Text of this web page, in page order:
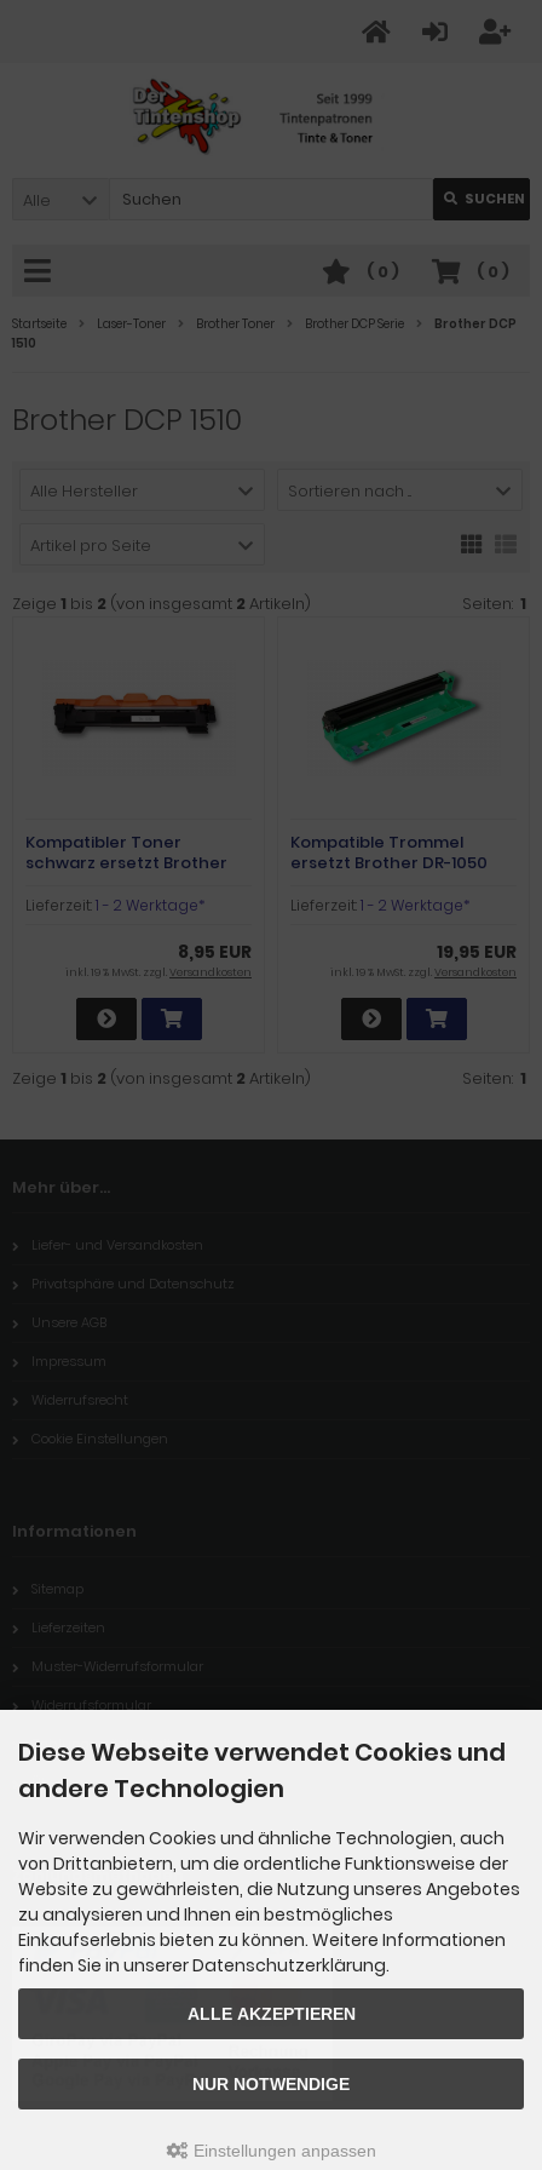
Alle SUCHEN
( 0 )
( 0 )
Startseite Laser-Toner Brother Toner Brother DCP Serie
Brother DCP
1510
Brother DCP 1510
Alle Hersteller Sortieren nach ...
Artikel pro Seite
Zeige 1 bis 2 (von insgesamt 2 Artikeln) Seiten: 1
Kompatibler Toner
schwarz ersetzt Brother
Lieferzeit:1 - 2 Werktage*
8,95 EUR
inkl. 19 % MwSt. zzgl.Versandkosten
Kompatible Trommel
ersetzt Brother DR-1050
Lieferzeit:1 - 2 Werktage*
19,95 EUR
inkl. 19 % MwSt. zzgl.Versandkosten
Zeige 1 bis 2 (von insgesamt 2 Artikeln) Seiten: 1
Mehr über...
Liefer- und Versandkosten
Privatsphäre und Datenschutz
Unsere AGB
Impressum
Widerrufsrecht
Cookie Einstellungen
Informationen
Sitemap
Lieferzeiten
Muster-Widerrufsformular
Widerrufsformular
Zahlungsmöglichkeiten
Über uns
Zahlungsmethoden
Diese Webseite verwendet Cookies und
andere Technologien
Wir verwenden Cookies und ähnliche Technologien, auch
von Drittanbietern, um die ordentliche Funktionsweise der
Website zu gewährleisten, die Nutzung unseres Angebotes
zu analysieren und Ihnen ein bestmögliches
Einkaufserlebnis bieten zu können. Weitere Informationen
finden Sie in unserer Datenschutzerklärung.
ALLE AKZEPTIEREN
NUR NOTWENDIGE
Einstellungen anpassen